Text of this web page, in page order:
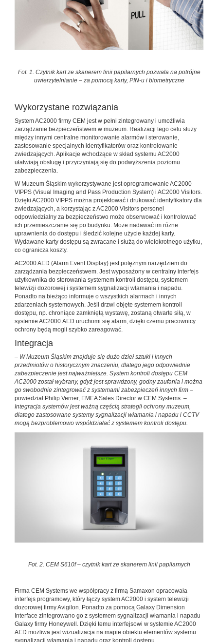
Fot. 1. Czytnik kart ze skanerem linii papilarnych pozwala na potrójne
uwierzytelnianie – za pomocą karty, PIN-u i biometryczne
Wykorzystane rozwiązania
System AC2000 firmy CEM jest w pełni zintegrowany i umożliwia
zarządzanie bezpieczeństwem w muzeum. Realizacji tego celu służy
między innymi centralne monitorowanie alarmów i sterowanie,
zastosowanie specjalnych identyfikatorów oraz kontrolowanie
zwiedzających. Aplikacje wchodzące w skład systemu AC2000
ułatwiają obsługę i przyczyniają się do podwyższenia poziomu
zabezpieczenia.
W Muzeum Śląskim wykorzystywane jest oprogramowanie AC2000
VIPPS (Visual Imaging and Pass Production System) i AC2000 Visitors.
Dzięki AC2000 VIPPS można projektować i drukować identyfikatory dla
zwiedzających, a korzystając z AC2000 Visitors personel
odpowiedzialny za bezpieczeństwo może obserwować i kontrolować
ich przemieszczanie się po budynku. Może nadawać im różne
uprawnienia do dostępu i śledzić kolejne użycie każdej karty.
Wydawane karty dostępu są zwracane i służą do wielokrotnego użytku,
co ogranicza koszty.
AC2000 AED (Alarm Event Display) jest potężnym narzędziem do
zarządzania bezpieczeństwem. Jest wyposażony w centralny interfejs
użytkownika do sterowania systemem kontroli dostępu, systemem
telewizji dozorowej i systemem sygnalizacji włamania i napadu.
Ponadto na bieżąco informuje o wszystkich alarmach i innych
zdarzeniach systemowych. Jeśli drzwi objęte systemem kontroli
dostępu, np. chroniące zamkniętą wystawę, zostaną otwarte siłą, w
systemie AC2000 AED uruchomi się alarm, dzięki czemu pracownicy
ochrony będą mogli szybko zareagować.
Integracja
– W Muzeum Śląskim znajduje się dużo dzieł sztuki i innych
przedmiotów o historycznym znaczeniu, dlatego jego odpowiednie
zabezpieczenie jest najważniejsze. System kontroli dostępu CEM
AC2000 został wybrany, gdyż jest sprawdzony, godny zaufania i można
go swobodnie zintegrować z systemami zabezpieczeń innych firm –
powiedział Philip Verner, EMEA Sales Director w CEM Systems. –
Integracja systemów jest ważną częścią strategii ochrony muzeum,
dlatego zastosowane systemy sygnalizacji włamania i napadu i CCTV
mogą bezproblemowo współdziałać z systemem kontroli dostępu.
Fot. 2. CEM S610f – czytnik kart ze skanerem linii papilarnych
Firma CEM Systems we współpracy z firmą Samaxon opracowała
interfejs programowy, który łączy system AC2000 i system telewizji
dozorowej firmy Avigilon. Ponadto za pomocą Galaxy Dimension
Interface zintegrowano go z systemem sygnalizacji włamania i napadu
Galaxy firmy Honeywell. Dzięki temu interfejsowi w systemie AC2000
AED możliwa jest wizualizacja na mapie obiektu elementów systemu